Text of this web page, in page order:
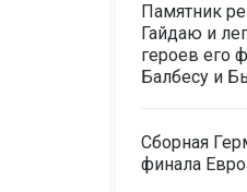
Памятник
Гайдаю и
героев его
Балбесу и
Сборная
финала